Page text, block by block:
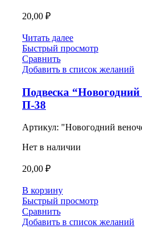
20,00 ₽
Читать далее
Быстрый просмотр
Сравнить
Добавить в список желаний
Подвеска
П-38
Артикул: "Новогодний
Нет в наличии
20,00 ₽
В корзину
Быстрый просмотр
Сравнить
Добавить в список желаний